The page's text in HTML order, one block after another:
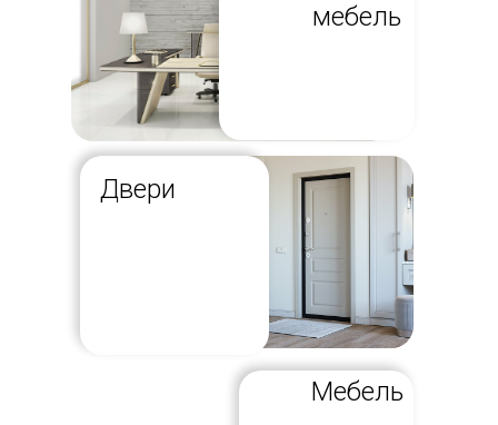
Мебель
мебель
Двери